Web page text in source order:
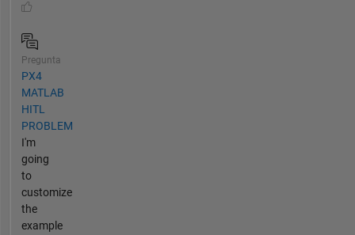
Pregunta
PX4
MATLAB
HITL
PROBLEM
I'm
going
to
customize
the
example